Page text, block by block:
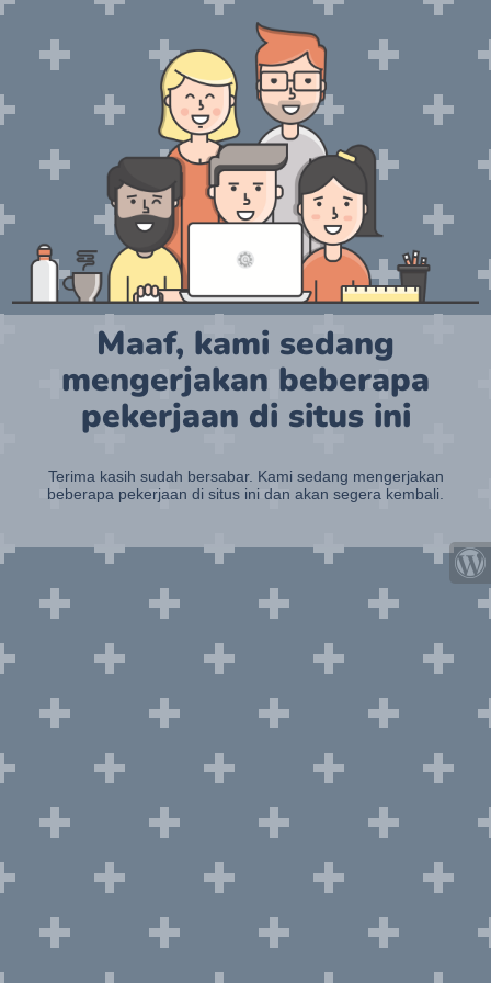
Maaf, kami sedang
mengerjakan beberapa
pekerjaan di situs ini
Terima kasih sudah bersabar. Kami sedang mengerjakan
beberapa pekerjaan di situs ini dan akan segera kembali.